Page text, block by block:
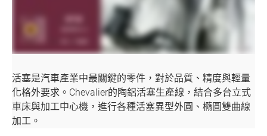
活塞是汽車產業中最關鍵的零件，對於品質、精度與輕量
化格外要求。Chevalier的陶鋁活塞生產線，結合多台立式
車床與加工中心機，進行各種活塞異型外圓、橢圓雙曲線
加工。
關於福裕
投資人專區
聯絡我們
媒體中心
支援中心